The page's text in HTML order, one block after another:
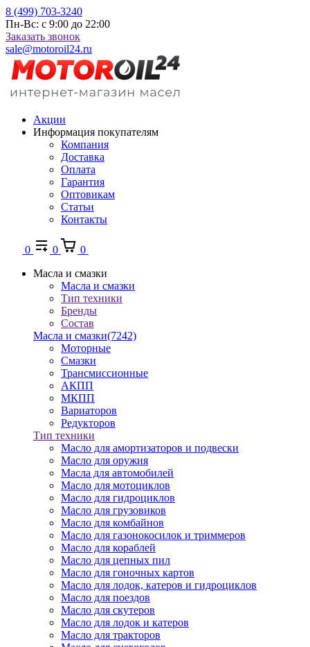
8 (499) 703-3240
Пн-Вс: с 9:00 до 22:00
Заказать звонок
sale@motoroil24.ru
Акции
Информация покупателям
Компания
Доставка
Оплата
Гарантия
Оптовикам
Статьи
Контакты
0 0
0
Масла и смазки
Масла и смазки
Тип техники
Бренды
Состав
Масла и смазки(7242)
Моторные
Смазки
Трансмиссионные
АКПП
МКПП
Вариаторов
Редукторов
Тип техники
Масло для амортизаторов и подвески
Масло для оружия
Масла для автомобилей
Масло для мотоциклов
Масло для гидроциклов
Масло для грузовиков
Масло для комбайнов
Масло для газонокосилок и триммеров
Масло для кораблей
Масло для цепных пил
Масло для гоночных картов
Масло для лодок, катеров и гидроциклов
Масло для поездов
Масло для скутеров
Масло для лодок и катеров
Масло для тракторов